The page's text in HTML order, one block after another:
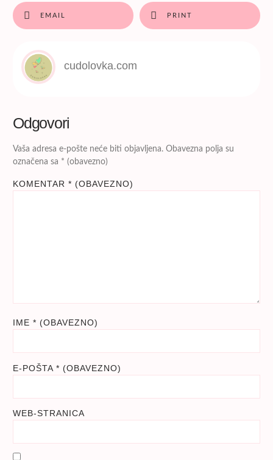
EMAIL PRINT
cudolovka.com
Odgovori
Vaša adresa e-pošte neće biti objavljena. Obavezna polja su
označena sa * (obavezno)
KOMENTAR * (OBAVEZNO)
IME * (OBAVEZNO)
E-POŠTA * (OBAVEZNO)
WEB-STRANICA